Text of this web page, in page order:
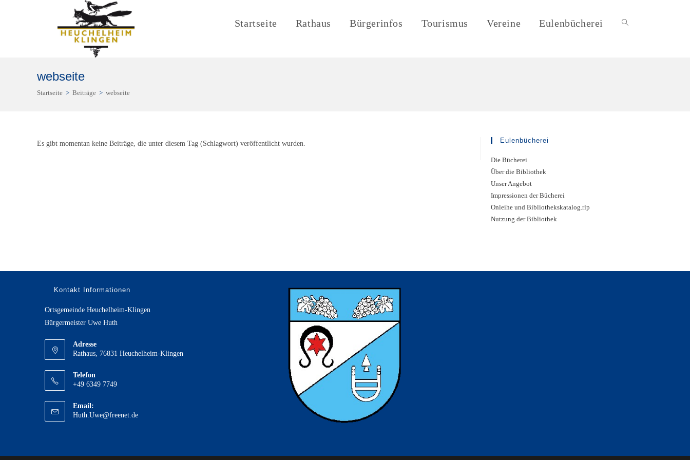
Startseite Rathaus Bürgerinfos Tourismus Vereine Eulenbücherei
webseite
Startseite > Beiträge > webseite
Es gibt momentan keine Beiträge, die unter diesem Tag (Schlagwort) veröffentlicht wurden. Eulenbücherei
Die Bücherei
Über die Bibliothek
Unser Angebot
Impressionen der Bücherei
Onleihe und Bibliothekskatalog.rlp
Nutzung der Bibliothek
Kontakt Informationen
Ortsgemeinde Heuchelheim-Klingen
Bürgermeister Uwe Huth
Adresse
Rathaus, 76831 Heuchelheim-Klingen
Telefon
+49 6349 7749
Email:
Huth.Uwe@freenet.deOpens